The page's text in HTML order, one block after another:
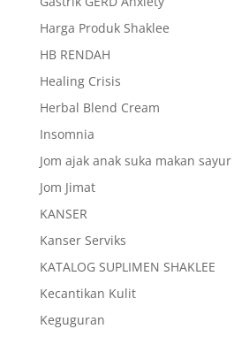
Harga Produk Shaklee
HB RENDAH
Healing Crisis
Herbal Blend Cream
Insomnia
Jom ajak anak suka makan sayur
Jom Jimat
KANSER
Kanser Serviks
KATALOG SUPLIMEN SHAKLEE
Kecantikan Kulit
Keguguran